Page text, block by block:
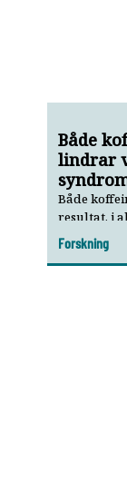
Både
lindrar
Både
resultat, i
i en ny
Forskning